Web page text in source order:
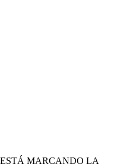
MARCANDO LA